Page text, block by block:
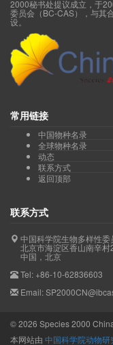
2000秘书处提议成立，于
委员会（BC-CAS），与其
设。
常用链接
中国物种名录
全球物种名录
动态
联系方式
返回顶部
联系方式
中国科学院生物多样性委
北京市海淀区香山南辛村
中国，北京
Tel: +86-10-62836603
Email:
©2026 Species 2000
本网站由 中国科学院动物